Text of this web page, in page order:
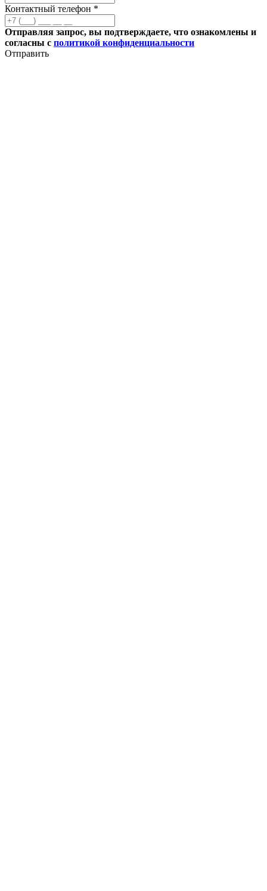
Контактный телефон *
Отправляя запрос, вы подтверждаете, что ознакомлены и
согласны с политикой конфиденциальности
Отправить